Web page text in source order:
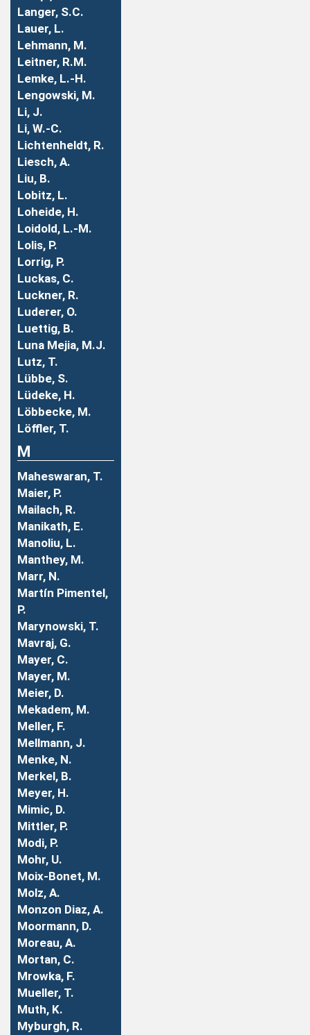
Langer, S.C.
Lauer, L.
Lehmann, M.
Leitner, R.M.
Lemke, L.-H.
Lengowski, M.
Li, J.
Li, W.-C.
Lichtenheldt, R.
Liesch, A.
Liu, B.
Lobitz, L.
Loheide, H.
Loidold, L.-M.
Lolis, P.
Lorrig, P.
Luckas, C.
Luckner, R.
Luderer, O.
Luettig, B.
Luna Mejia, M.J.
Lutz, T.
Lübbe, S.
Lüdeke, H.
Löbbecke, M.
Löffler, T.
M
Maheswaran, T.
Maier, P.
Mailach, R.
Manikath, E.
Manoliu, L.
Manthey, M.
Marr, N.
Martín Pimentel,
P.
Marynowski, T.
Mavraj, G.
Mayer, C.
Mayer, M.
Meier, D.
Mekadem, M.
Meller, F.
Mellmann, J.
Menke, N.
Merkel, B.
Meyer, H.
Mimic, D.
Mittler, P.
Modi, P.
Mohr, U.
Moix-Bonet, M.
Molz, A.
Monzon Diaz, A.
Moormann, D.
Moreau, A.
Mortan, C.
Mrowka, F.
Mueller, T.
Muth, K.
Myburgh, R.